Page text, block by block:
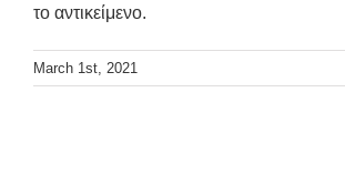
το αντικείμενο.
March 1st, 2021